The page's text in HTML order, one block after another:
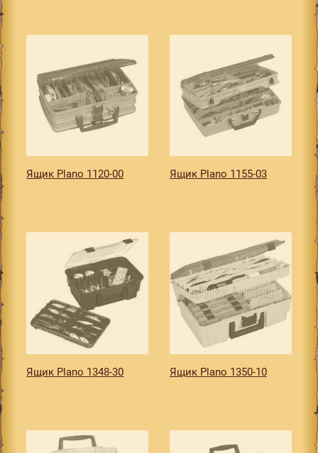
Ящик Plano 1120-00 Ящик Plano 1155-03
Ящик Plano 1348-30 Ящик Plano 1350-10